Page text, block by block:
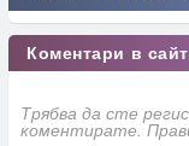
Коментари в
Трябва да сте
коментирате.